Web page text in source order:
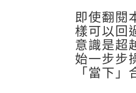
即使翻閱
樣可以回
意識是超
始一步步
「當下